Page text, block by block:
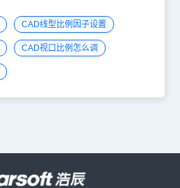
CAD线型比例因子设置
CAD视口比例怎么调